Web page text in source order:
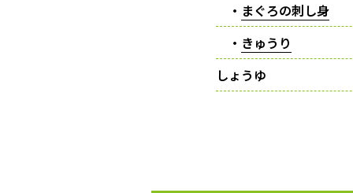
・ まぐろの刺し身
・ きゅうり
しょうゆ